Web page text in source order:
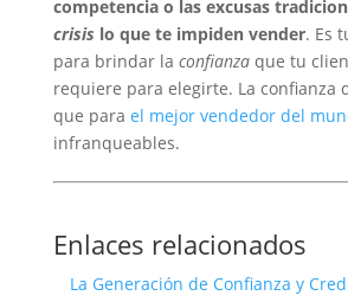
competencia o las excusas
crisis lo que te impiden vender. Es
para brindar la confianzaque tu
requiere para elegirte. La confianza
que para el mejor vendedor del
infranqueables.
Enlaces relacionados
La Generación de Confianza y